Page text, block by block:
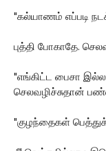
"கல்யாணம் எப்படி
புத்தி போகாதே.
"எங்கிட்ட பைசா
செலவழிச்சுதான்
"குழந்தைகள்